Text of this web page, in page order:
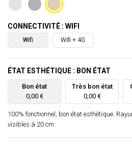
CONNECTIVITÉ : WIFI
Wifi Wifi + 4G
ÉTAT ESTHÉTIQUE : BON ÉTAT
Bon état
0,00 €
Très bon état
0,00 €
100% fonctionnel, bon état esthétique.
visibles à 20 cm.